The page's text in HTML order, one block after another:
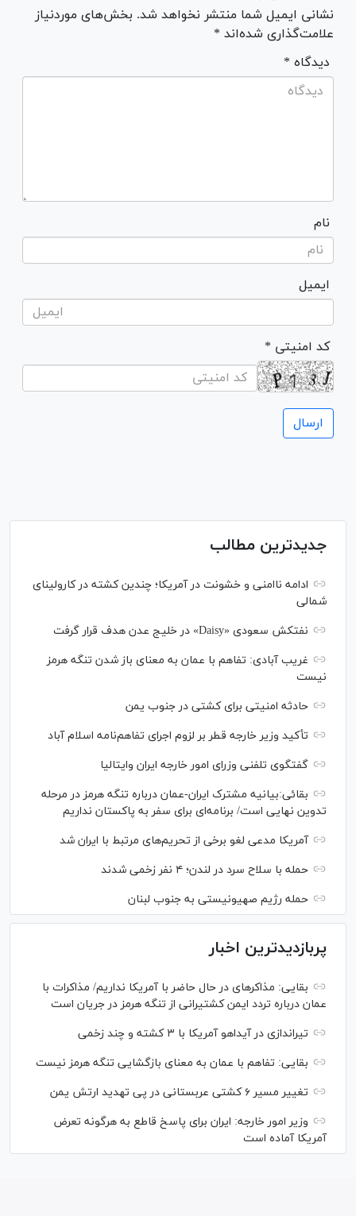
نشانی ایمیل شما منتشر نخواهد شد. بخش‌های موردنیاز
علامت‌گذاری شده‌اند *
* دیدگاه
نام
ایمیل
* کد امنیتی
جدیدترین مطالب
ادامه ناامنی و خشونت در آمریکا؛ چندین کشته در کارولینای
شمالی
نفتکش سعودی «Daisy» در خلیج عدن هدف قرار گرفت
غریب آبادی: تفاهم با عمان به معنای باز شدن تنگه هرمز
نیست
حادثه امنیتی برای کشتی در جنوب یمن
تأکید وزیر خارجه قطر بر لزوم اجرای تفاهم‌نامه اسلام آباد
گفتگوی تلفنی وزرای امور خارجه ایران وایتالیا
بقائی:بیانیه مشترک ایران-عمان درباره تنگه هرمز در مرحله
تدوین نهایی است/ برنامه‌ای برای سفر به پاکستان نداریم
آمریکا مدعی لغو برخی از تحریم‌های مرتبط با ایران شد
حمله با سلاح سرد در لندن؛ ۴ نفر زخمی شدند
حمله رژیم صهیونیستی به جنوب لبنان
پربازدیدترین اخبار
بقایی: مذاکره‎ای در حال حاضر با آمریکا نداریم/ مذاکرات با
عمان درباره تردد ایمن کشتیرانی از تنگه هرمز در جریان است
تیراندازی در آیداهو آمریکا با ۳ کشته و چند زخمی
بقایی: تفاهم با عمان به معنای بازگشایی تنگه هرمز نیست
تغییر مسیر ۶ کشتی عربستانی در پی تهدید ارتش یمن
وزیر امور خارجه: ایران برای پاسخ قاطع به هرگونه تعرض
آمریکا آماده است